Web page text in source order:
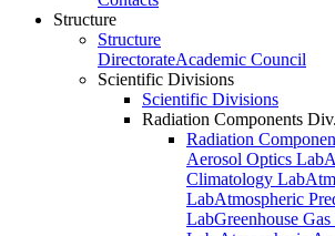
Structure
Structure
DirectorateAcademic Council
Scientific Divisions
Scientific Divisions
Radiation Components Div.
Radiation
Aerosol Optics Lab
Climatology Lab
LabAtmospheric
LabGreenhouse